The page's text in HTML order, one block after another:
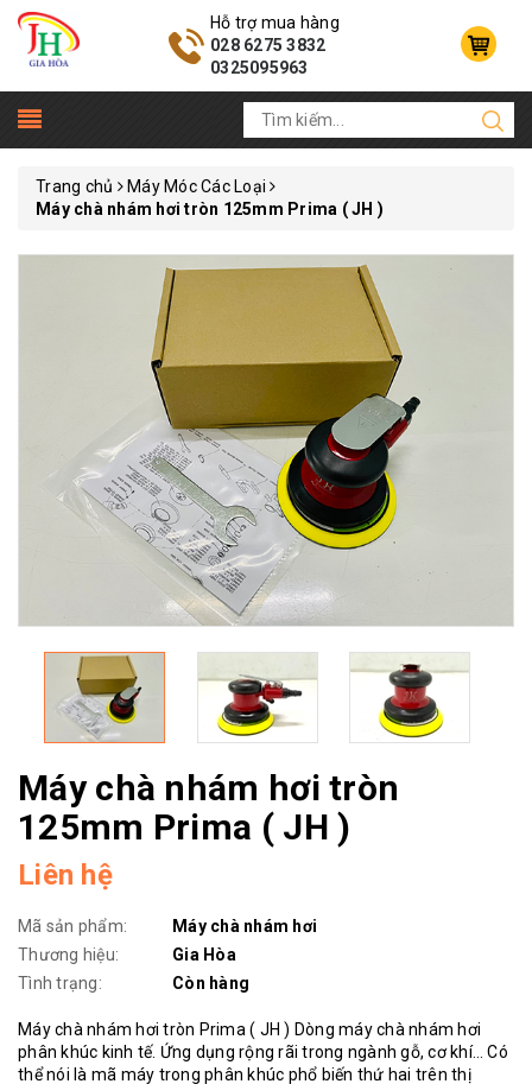
Hỗ trợ mua hàng
028 6275 3832
0325095963
Trang chủ
Máy Móc Các Loại
Máy chà nhám hơi tròn 125mm Prima ( JH )
Máy chà nhám hơi tròn
125mm Prima ( JH )
Liên hệ
Mã sản phẩm:
Máy chà nhám hơi
Thương hiệu:
Gia Hòa
Tình trạng:
Còn hàng
Máy chà nhám hơi tròn Prima ( JH ) Dòng máy chà nhám hơi
phân khúc kinh tế. Ứng dụng rộng rãi trong ngành gỗ, cơ khí… Có
thể nói là mã máy trong phân khúc phổ biến thứ hai trên thị